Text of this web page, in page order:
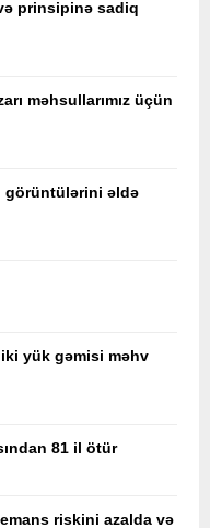
prinsipinə sadiq
məhsullarımız üçün
görüntülərini əldə
yük gəmisi məhv
81 il ötür
riskini azalda və